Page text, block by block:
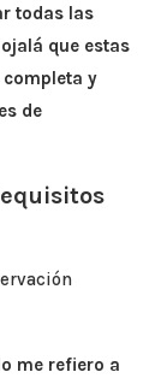
todas las
que estas
y
de
me refiero a